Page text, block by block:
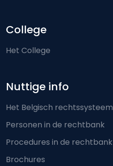
College
Het College
Nuttige info
Het Belgisch rechtssysteem
Personen in de rechtbank
Procedures in de rechtbank
Brochures